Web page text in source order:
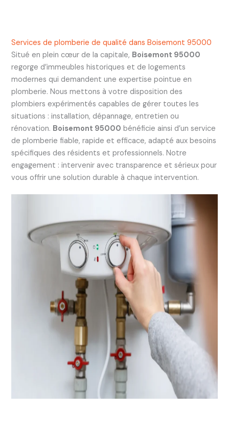
Services de plomberie de qualité dans Boisemont 95000
Situé en plein cœur de la capitale, Boisemont 95000
regorge d’immeubles historiques et de logements
modernes qui demandent une expertise pointue en
plomberie. Nous mettons à votre disposition des
plombiers expérimentés capables de gérer toutes les
situations : installation, dépannage, entretien ou
rénovation. Boisemont 95000 bénéficie ainsi d’un service
de plomberie fiable, rapide et efficace, adapté aux besoins
spécifiques des résidents et professionnels. Notre
engagement : intervenir avec transparence et sérieux pour
vous offrir une solution durable à chaque intervention.